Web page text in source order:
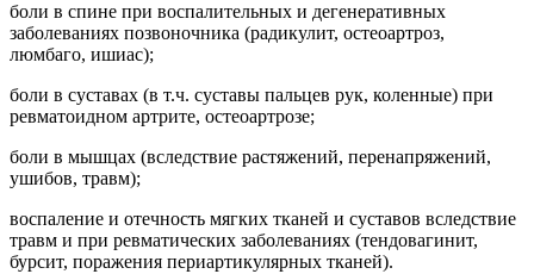
боли в спине при воспалительных и дегенеративных
заболеваниях позвоночника (радикулит, остеоартроз,
люмбаго, ишиас);
боли в суставах (в т.ч. суставы пальцев рук, коленные) при
ревматоидном артрите, остеоартрозе;
боли в мышцах (вследствие растяжений, перенапряжений,
ушибов, травм);
воспаление и отечность мягких тканей и суставов вследствие
травм и при ревматических заболеваниях (тендовагинит,
бурсит, поражения периартикулярных тканей).